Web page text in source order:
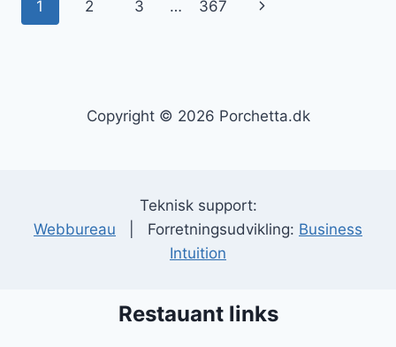
1 2 3 … 367
Næste
Copyright © 2026 Porchetta.dk
Teknisk support:
Webbureau | Forretningsudvikling: Business
Intuition
Restauant links